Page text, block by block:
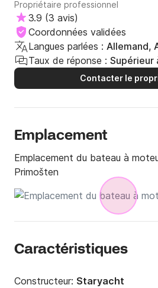
Propriétaire professionnel
3.9 (3 avis)
Coordonnées validées
Langues parlées : Allemand,
Taux de réponse : Supérieur
Contacter le
Emplacement
Emplacement du bateau à
Primošten
Caractéristiques
Constructeur: Staryacht